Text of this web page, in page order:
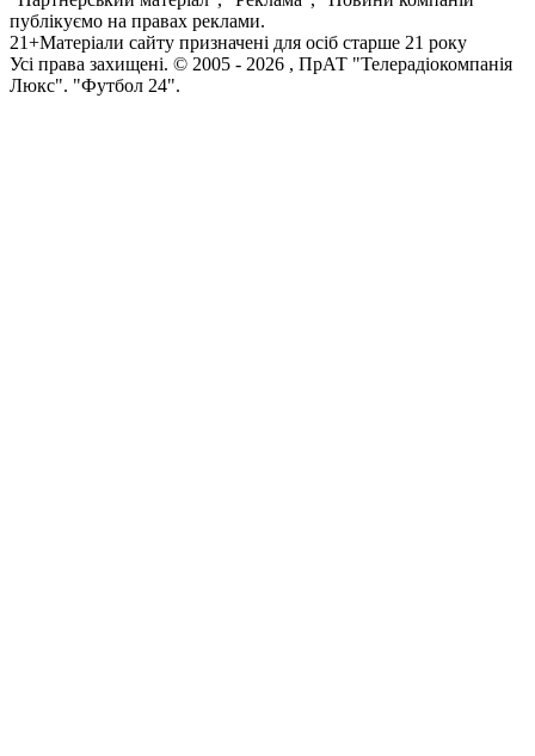
публікуємо на правах реклами.
21+Матеріали сайту призначені для осіб старше 21 року
Усi права захищенi. © 2005 - 2026 , ПрАТ "Телерадіокомпанія
Люкс". "Футбол 24".